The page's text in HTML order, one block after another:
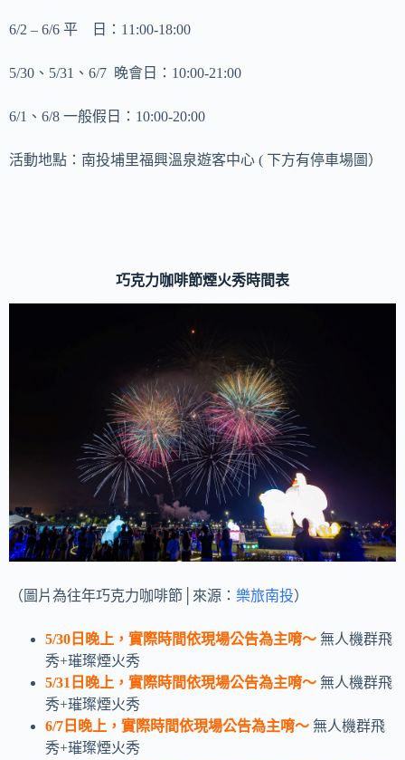
6/2 – 6/6 平 日：11:00-18:00
5/30、5/31、6/7 晚會日：10:00-21:00
6/1、6/8 一般假日：10:00-20:00
活動地點：南投埔里福興溫泉遊客中心 ( 下方有停車場圖）
巧克力咖啡節煙火秀時間表
（圖片為往年巧克力咖啡節│來源： 樂旅南投）
5/30日晚上，實際時間依現場公告為主唷～ 無人機群飛
秀+璀璨煙火秀
5/31日晚上，實際時間依現場公告為主唷～ 無人機群飛
秀+璀璨煙火秀
6/7日晚上，實際時間依現場公告為主唷～ 無人機群飛
秀+璀璨煙火秀